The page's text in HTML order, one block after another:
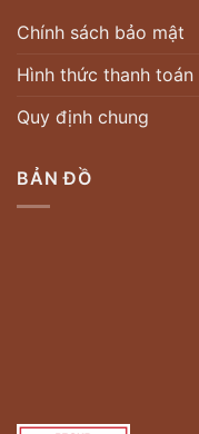
Chính sách bảo mật
Hình thức thanh toán
Quy định chung
BẢN ĐỒ